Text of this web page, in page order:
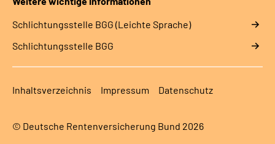
Schlich­tungs­stel­le BGG (Leichte Sprache)
Schlich­tungs­stel­le BGG
Inhaltsverzeichnis Impressum Datenschutz
© Deutsche Rentenversicherung Bund 2026